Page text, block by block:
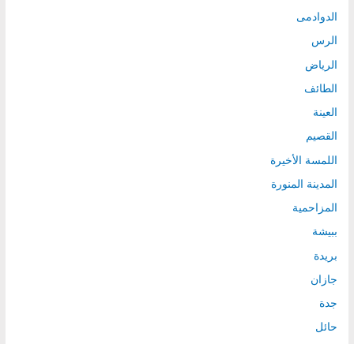
الدوادمى
الرس
الرياض
الطائف
العينة
القصيم
اللمسة الأخيرة
المدينة المنورة
المزاحمية
ببيشة
بريدة
جازان
جدة
حائل